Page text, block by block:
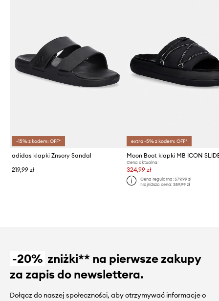
-15% z kodem: OFF*
adidas klapki Znsory Sandal
219,99 zł
extra -5% z kodem: OFF*
Moon Boot klapki MB ICON
Cena aktualna:
324,99 zł
Cena regularna: 579,99 zł
Najniższa cena: 359,99 zł
-20% zniżki** na pierwsze zakupy
za zapis do newslettera.
Dołącz do naszej społeczności, aby otrzymywać informacje o